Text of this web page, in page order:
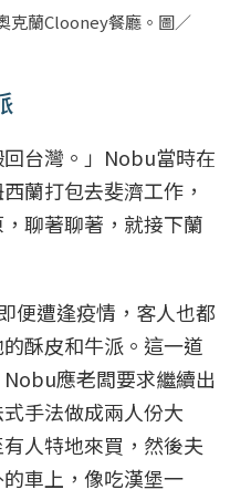
克蘭Clooney餐廳。圖／
回台灣。」Nobu當時在
蘭打包去斐濟工作，
聊著聊著，就接下蘭
便遭逢疫情，客人也都
酥皮和牛派。這一道
應老闆要求繼續出
手法做成兩人份大
人特地來買，然後夫
車上，像吃漢堡一